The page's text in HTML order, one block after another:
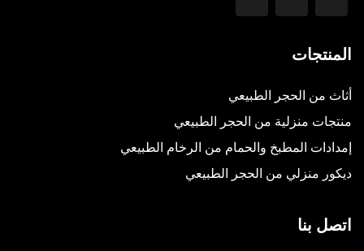
المنتجات
أثاث من الحجر الطبيعي
منتجات منزلية من الحجر الطبيعي
إمدادات المطبخ والحمام من الرخام الطبيعي
ديكور منزلي من الحجر الطبيعي
اتصل بنا